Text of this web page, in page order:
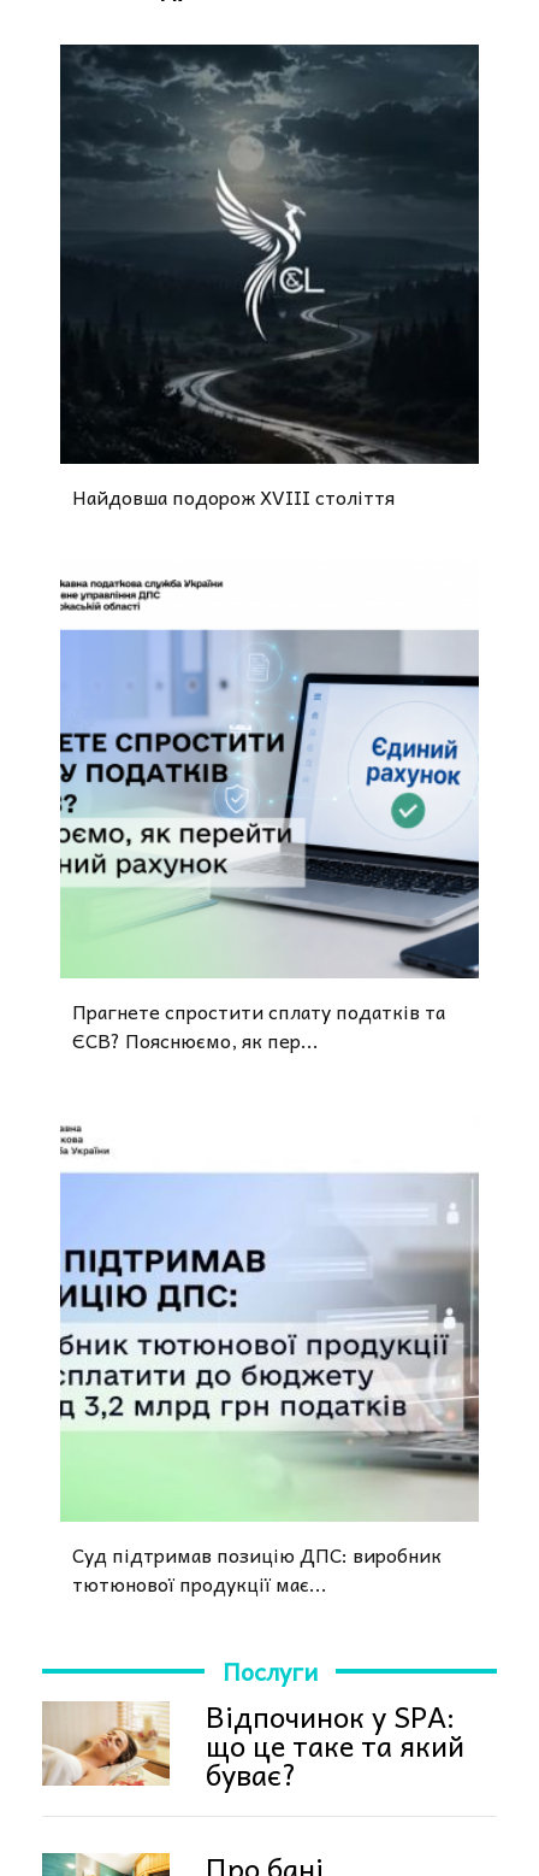
Найдовша подорож XVIII століття
Прагнете спростити сплату податків та
ЄСВ? Пояснюємо, як пер...
Суд підтримав позицію ДПС: виробник
тютюнової продукції має...
Послуги
Відпочинок у SPA:
що це таке та який
буває?